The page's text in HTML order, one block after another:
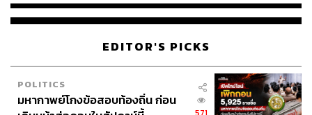
EDITOR'S PICKS
POLITICS
มหากาพย์โกงข้อสอบท้องถิ่น ก่อน